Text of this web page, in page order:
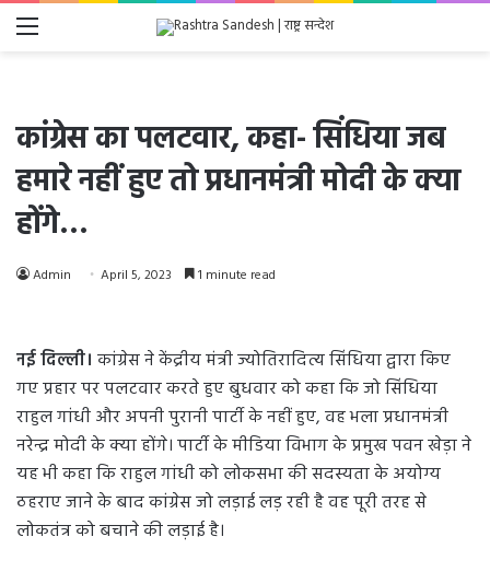
Menu
कांग्रेस का पलटवार, कहा- सिंधिया जब
हमारे नहीं हुए तो प्रधानमंत्री मोदी के क्या
होंगे…
Admin April 5, 2023 1 minute read
नई दिल्ली। कांग्रेस ने केंद्रीय मंत्री ज्योतिरादित्य सिंधिया द्वारा किए
गए प्रहार पर पलटवार करते हुए बुधवार को कहा कि जो सिंधिया
राहुल गांधी और अपनी पुरानी पार्टी के नहीं हुए, वह भला प्रधानमंत्री
नरेन्द्र मोदी के क्या होंगे। पार्टी के मीडिया विभाग के प्रमुख पवन खेड़ा ने
यह भी कहा कि राहुल गांधी को लोकसभा की सदस्यता के अयोग्य
ठहराए जाने के बाद कांग्रेस जो लड़ाई लड़ रही है वह पूरी तरह से
लोकतंत्र को बचाने की लड़ाई है।